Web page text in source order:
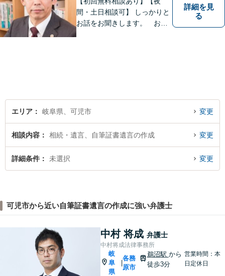
間・土日相談可】 しっかりと
お話をお聞きします。 お気
詳細を見
る
エリア 岐阜県、可児市 変更
相談内容 相続・遺言、自筆証書遺言の作成 変更
詳細条件 未選択 変更
可児市から近い自筆証書遺言の作成に強い弁護士
中村 将成 弁護士
中村将成法律事務所
岐
阜
県
各務
原市
鵜沼駅 から
徒歩3分
営業時間：本
日定休日